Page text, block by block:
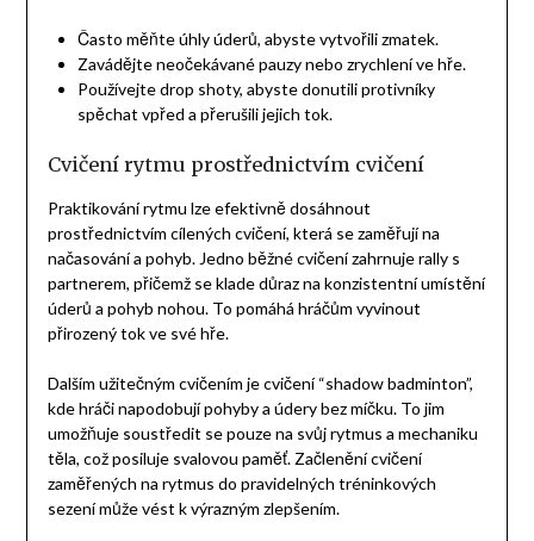
Často měňte úhly úderů, abyste vytvořili zmatek.
Zavádějte neočekávané pauzy nebo zrychlení ve hře.
Používejte drop shoty, abyste donutili protivníky
spěchat vpřed a přerušili jejich tok.
Cvičení rytmu prostřednictvím cvičení
Praktikování rytmu lze efektivně dosáhnout
prostřednictvím cílených cvičení, která se zaměřují na
načasování a pohyb. Jedno běžné cvičení zahrnuje rally s
partnerem, přičemž se klade důraz na konzistentní umístění
úderů a pohyb nohou. To pomáhá hráčům vyvinout
přirozený tok ve své hře.
Dalším užitečným cvičením je cvičení “shadow badminton”,
kde hráči napodobují pohyby a údery bez míčku. To jim
umožňuje soustředit se pouze na svůj rytmus a mechaniku
těla, což posiluje svalovou paměť. Začlenění cvičení
zaměřených na rytmus do pravidelných tréninkových
sezení může vést k výrazným zlepšením.